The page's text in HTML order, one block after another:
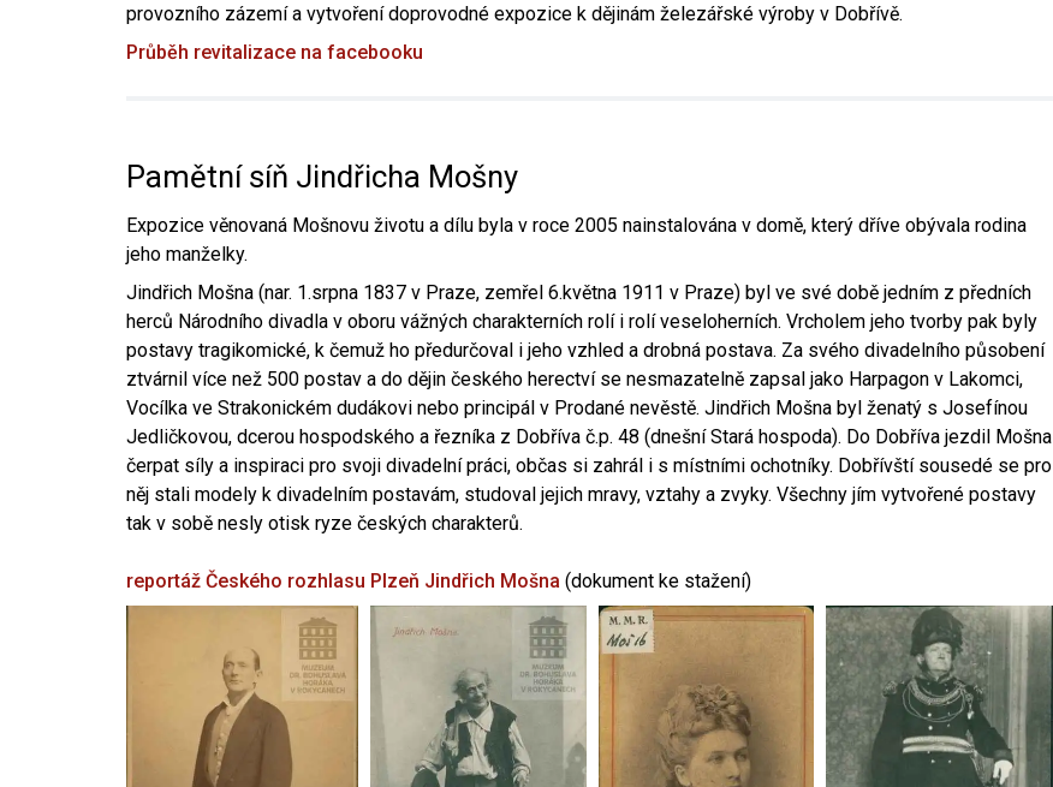
provozního zázemí a vytvoření doprovodné expozice k dějinám železářské výroby v Dobřívě.
Průběh revitalizace na facebooku
Pamětní síň Jindřicha Mošny
Expozice věnovaná Mošnovu životu a dílu byla v roce 2005 nainstalována v domě, který dříve obývala rodina
jeho manželky.
Jindřich Mošna (nar. 1.srpna 1837 v Praze, zemřel 6.května 1911 v Praze) byl ve své době jedním z předních
herců Národního divadla v oboru vážných charakterních rolí i rolí veseloherních. Vrcholem jeho tvorby pak byly
postavy tragikomické, k čemuž ho předurčoval i jeho vzhled a drobná postava. Za svého divadelního působení
ztvárnil více než 500 postav a do dějin českého herectví se nesmazatelně zapsal jako Harpagon v Lakomci,
Vocílka ve Strakonickém dudákovi nebo principál v Prodané nevěstě. Jindřich Mošna byl ženatý s Josefínou
Jedličkovou, dcerou hospodského a řezníka z Dobříva č.p. 48 (dnešní Stará hospoda). Do Dobříva jezdil Mošna
čerpat síly a inspiraci pro svoji divadelní práci, občas si zahrál i s místními ochotníky. Dobřívští sousedé se pro
něj stali modely k divadelním postavám, studoval jejich mravy, vztahy a zvyky. Všechny jím vytvořené postavy
tak v sobě nesly otisk ryze českých charakterů.
reportáž Českého rozhlasu Plzeň Jindřich Mošna (dokument ke stažení)